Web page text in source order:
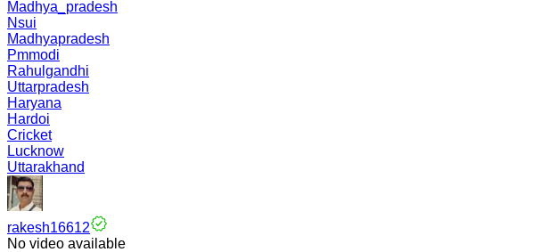
Madhya_pradesh
Nsui
Madhyapradesh
Pmmodi
Rahulgandhi
Uttarpradesh
Haryana
Hardoi
Cricket
Lucknow
Uttarakhand
rakesh16612
No video available